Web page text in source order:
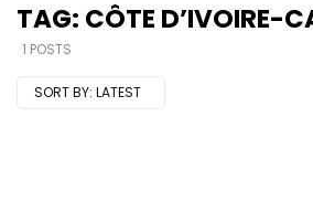
TAG: CÔTE D’IVOIRE-
1 POSTS
SORT BY: LATEST